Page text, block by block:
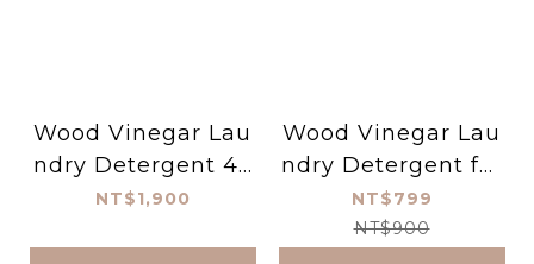
Wood Vinegar Lau
ndry Detergent 49
00mL 【#30810】
NT$1,900
Wood Vinegar Lau
ndry Detergent for
Sportswear 1000g
x2【#30812】
NT$799
NT$900